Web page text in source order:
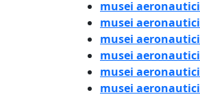
musei aeronautici
musei aeronautici
musei aeronautici
musei aeronautici
musei aeronautici
musei aeronautici